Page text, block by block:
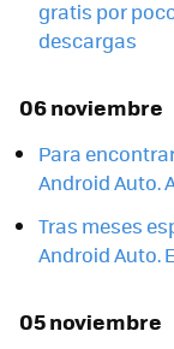
gratis por
descargas
06 noviembre
Para
Android Auto.
Tras meses
Android Auto.
05 noviembre